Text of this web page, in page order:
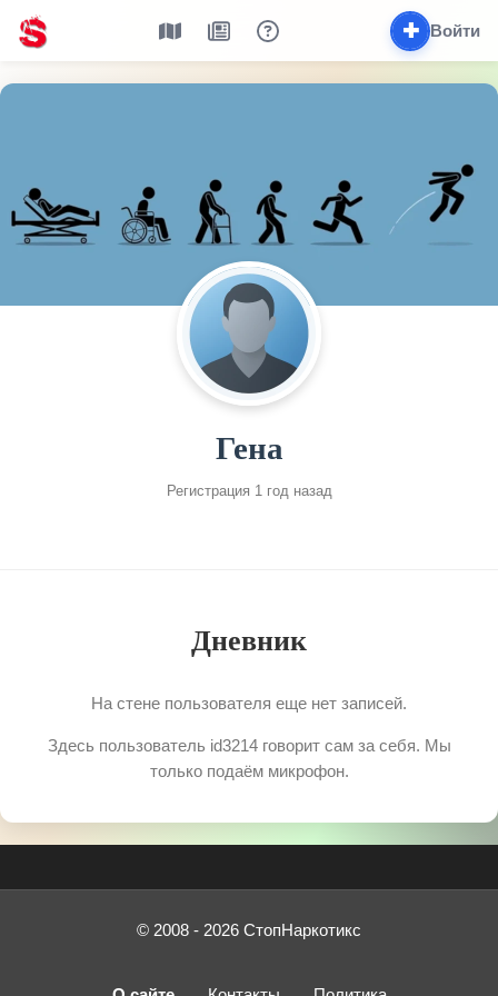
✚ Войти
Гена
Регистрация 1 год назад
Дневник
На стене пользователя еще нет записей.
Здесь пользователь id3214 говорит сам за себя. Мы
только подаём микрофон.
© 2008 - 2026 СтопНаркотикс